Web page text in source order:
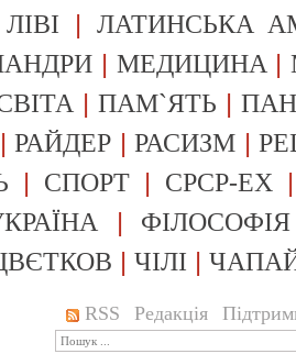
ЛІВІ | ЛАТИНСЬКА
| МЕДИЦИНА |
|ПАМ`ЯТЬ |
|РАЙДЕР |РАСИЗМ |
| СПОРТ | СРСР-EX
| ФІЛОСОФІЯ
| ЧІЛІ |
RSS Редакція